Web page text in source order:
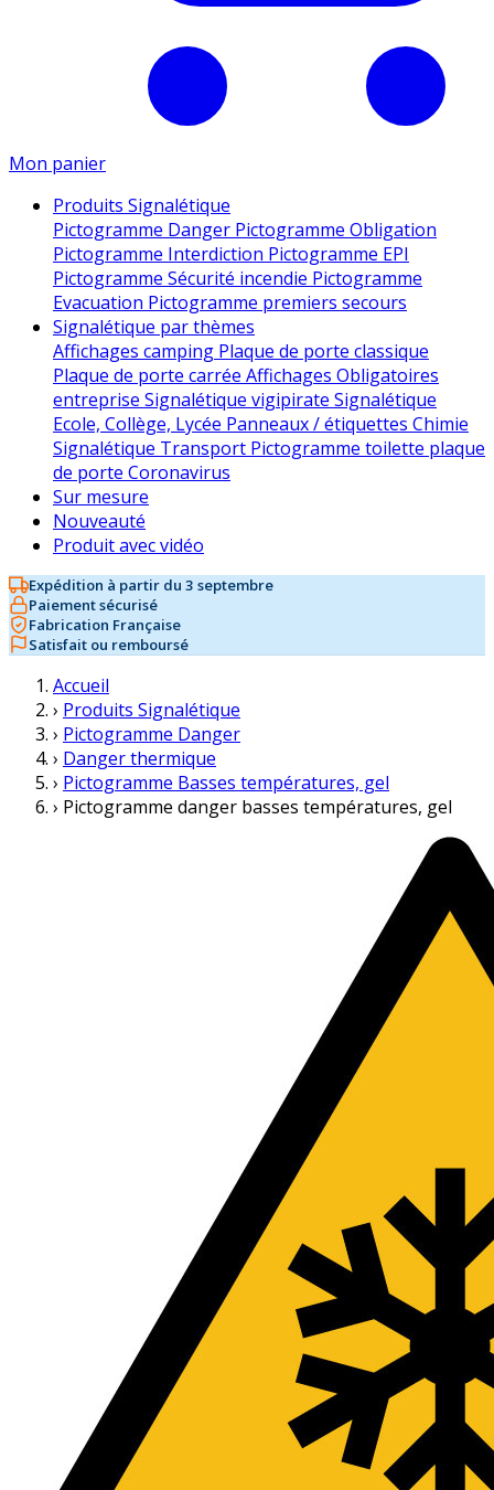
Mon panier
Produits Signalétique
Pictogramme Danger Pictogramme Obligation
Pictogramme Interdiction Pictogramme EPI
Pictogramme Sécurité incendie Pictogramme
Evacuation Pictogramme premiers secours
Signalétique par thèmes
Affichages camping Plaque de porte classique
Plaque de porte carrée Affichages Obligatoires
entreprise Signalétique vigipirate Signalétique
Ecole, Collège, Lycée Panneaux / étiquettes Chimie
Signalétique Transport Pictogramme toilette plaque
de porte Coronavirus
Sur mesure
Nouveauté
Produit avec vidéo
Expédition à partir du 3 septembre
Paiement sécurisé
Fabrication Française
Satisfait ou remboursé
Accueil
› Produits Signalétique
› Pictogramme Danger
› Danger thermique
› Pictogramme Basses températures, gel
› Pictogramme danger basses températures, gel